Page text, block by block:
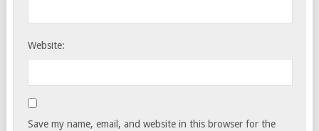
Website:
Save my name, email, and website in this browser for the